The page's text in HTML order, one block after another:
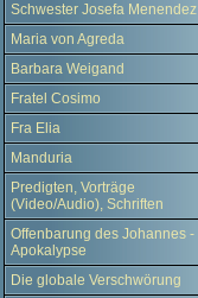
Schwester Josefa Menendez
Maria von Agreda
Barbara Weigand
Fratel Cosimo
Fra Elia
Manduria
Predigten, Vorträge
(Video/Audio), Schriften
Offenbarung des Johannes -
Apokalypse
Die globale Verschwörung